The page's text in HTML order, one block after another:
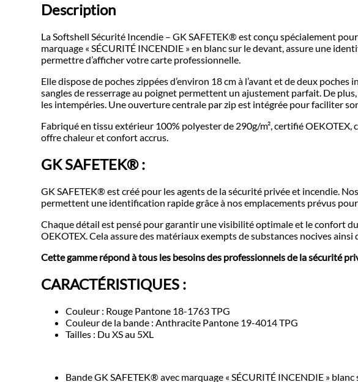
Description
La Softshell Sécurité Incendie – GK SAFETEK®️ est conçu spécialement
marquage « SÉCURITÉ INCENDIE » en blanc sur le devant, assure une
permettre d’afficher votre carte professionnelle.
Elle dispose de poches zippées d’environ 18 cm à l’avant et de deux
sangles de resserrage au poignet permettent un ajustement parfait. De
les intempéries. Une ouverture centrale par zip est intégrée pour faciliter
Fabriqué en tissu extérieur 100% polyester de 290g/m², certifié
offre chaleur et confort accrus.
GK SAFETEK®️ :
GK SAFETEK®️ est créé pour les agents de la sécurité privée et incendie.
permettent une identification rapide grâce à nos emplacements prévus
Chaque détail est pensé pour garantir une visibilité optimale et le confort
OEKOTEX. Cela assure des matériaux exempts de substances nocives
Cette gamme répond à tous les besoins des professionnels de la sécurité
CARACTÉRISTIQUES :
Couleur : Rouge Pantone 18-1763 TPG
Couleur de la bande : Anthracite Pantone 19-4014 TPG
Tailles : Du XS au 5XL
Bande GK SAFETEK®️ avec marquage « SÉCURITÉ INCENDIE »